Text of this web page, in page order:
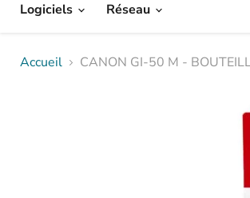
Logiciels Réseau
Accueil CANON GI-50 M -